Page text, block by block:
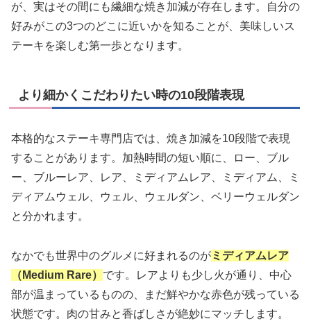
が、実はその間にも繊細な焼き加減が存在します。自分の
好みがこの3つのどこに近いかを知ることが、美味しいス
テーキを楽しむ第一歩となります。
より細かくこだわりたい時の10段階表現
本格的なステーキ専門店では、焼き加減を10段階で表現
することがあります。加熱時間の短い順に、ロー、ブル
ー、ブルーレア、レア、ミディアムレア、ミディアム、ミ
ディアムウェル、ウェル、ウェルダン、ベリーウェルダン
と分かれます。
なかでも世界中のグルメに好まれるのがミディアムレア
（Medium Rare） です。レアよりも少し火が通り、中心
部が温まっているものの、まだ鮮やかな赤色が残っている
状態です。肉の甘みと香ばしさが絶妙にマッチします。